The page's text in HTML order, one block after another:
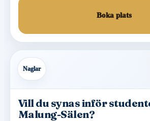
Boka plats
Naglar
Vill du synas inför
Malung-Sälen?